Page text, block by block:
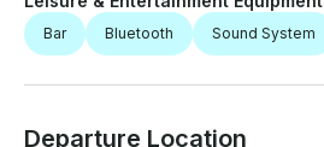
Bar Bluetooth Sound System
Departure Location